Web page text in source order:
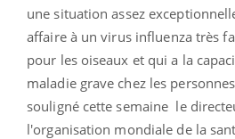
une situation assez
affaire à un virus influenza très
pour les oiseaux et qui a la
maladie grave chez les
souligné cette semaine le
l'organisation mondiale de la